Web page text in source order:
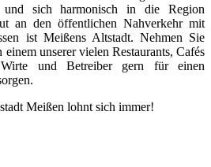
und sich harmonisch in die Region
an den öffentlichen Nahverkehr mit
ist Meißens Altstadt. Nehmen Sie
unserer vielen Restaurants, Cafés
und Betreiber gern für einen
Meißen lohnt sich immer!